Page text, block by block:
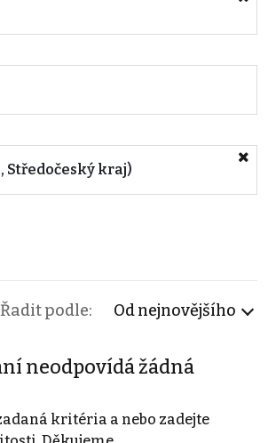
Středočeský kraj)
Řadit podle: Od nejnovějšího
neodpovídá žádná
kritéria a nebo zadejte